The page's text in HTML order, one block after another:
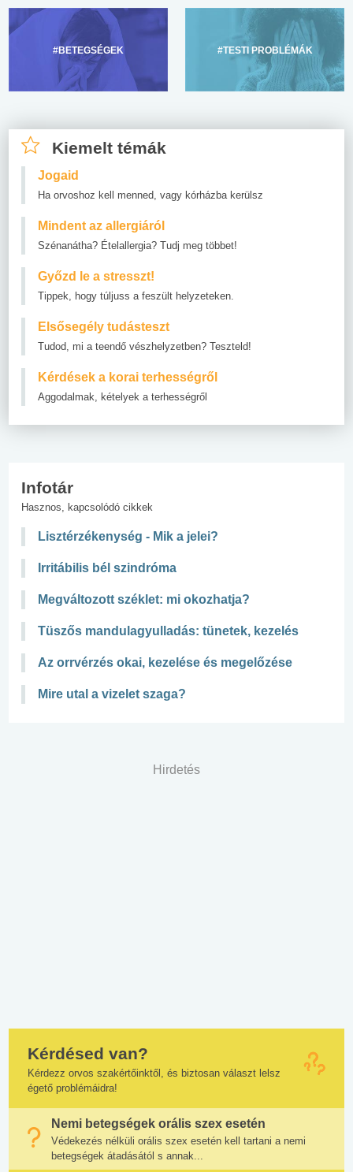
#BETEGSÉGEK #TESTI PROBLÉMÁK
Kiemelt témák
Jogaid
Ha orvoshoz kell menned, vagy kórházba kerülsz
Mindent az allergiáról
Szénanátha? Ételallergia? Tudj meg többet!
Győzd le a stresszt!
Tippek, hogy túljuss a feszült helyzeteken.
Elsősegély tudásteszt
Tudod, mi a teendő vészhelyzetben? Teszteld!
Kérdések a korai terhességről
Aggodalmak, kételyek a terhességről
Infotár
Hasznos, kapcsolódó cikkek
Lisztérzékenység - Mik a jelei?
Irritábilis bél szindróma
Megváltozott széklet: mi okozhatja?
Tüszős mandulagyulladás: tünetek, kezelés
Az orrvérzés okai, kezelése és megelőzése
Mire utal a vizelet szaga?
Hirdetés
Kérdésed van?
Kérdezz orvos szakértőinktől, és biztosan választ lelsz
égető problémáidra!
Nemi betegségek orális szex esetén
Védekezés nélküli orális szex esetén kell tartani a nemi
betegségek átadásától s annak...